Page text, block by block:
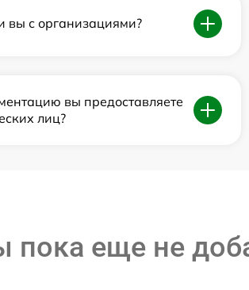
вы с организациями?
вы предоставляете
лиц?
пока еще не